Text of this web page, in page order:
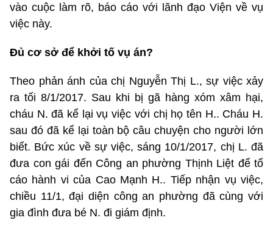
vào cuộc làm rõ, báo cáo với lãnh đạo Viện về vụ
việc này.
Đủ cơ sở để khởi tố vụ án?
Theo phản ánh của chị Nguyễn Thị L., sự việc xảy
ra tối 8/1/2017. Sau khi bị gã hàng xóm xâm hại,
cháu N. đã kể lại vụ việc với chị họ tên H.. Cháu H.
sau đó đã kể lại toàn bộ câu chuyện cho người lớn
biết. Bức xúc về sự việc, sáng 10/1/2017, chị L. đã
đưa con gái đến Công an phường Thịnh Liệt để tố
cáo hành vi của Cao Mạnh H.. Tiếp nhận vụ việc,
chiều 11/1, đại diện công an phường đã cùng với
gia đình đưa bé N. đi giám định.